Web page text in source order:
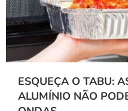
ESQUEÇA O TABU:
ALUMÍNIO NÃO